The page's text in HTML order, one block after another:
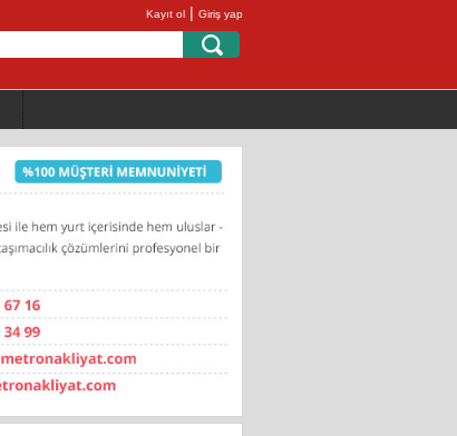
Kayıt ol | Giriş yap